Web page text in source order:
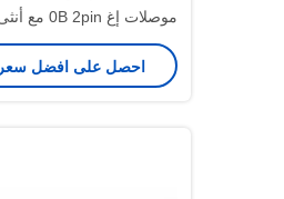
موصلات إغ 0B 2pin مع أنثى المقبس
احصل على افضل سعر